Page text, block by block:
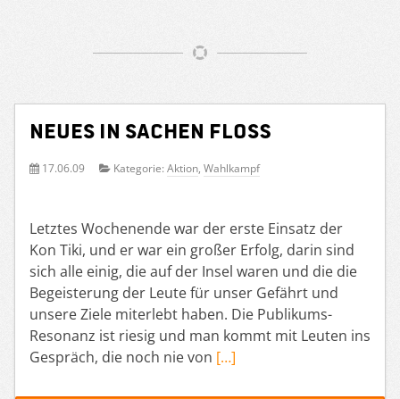
Neues in Sachen Floß
17.06.09 Kategorie: Aktion, Wahlkampf
Letztes Wochenende war der erste Einsatz der
Kon Tiki, und er war ein großer Erfolg, darin sind
sich alle einig, die auf der Insel waren und die die
Begeisterung der Leute für unser Gefährt und
unsere Ziele miterlebt haben. Die Publikums-
Resonanz ist riesig und man kommt mit Leuten ins
Gespräch, die noch nie von […]